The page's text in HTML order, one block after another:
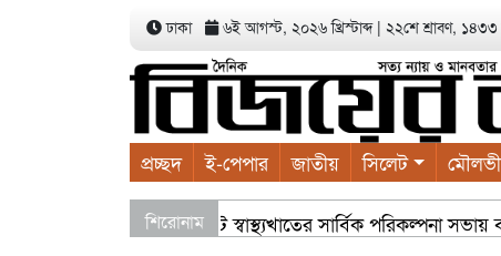
ঢাকা ৬ই আগস্ট, ২০২৬ খ্রিস্টাব্দ| ২২শে শ্রাবণ, ১৪৩৩
প্রচ্ছদ ই-পেপার জাতীয় সিলেট
শিরোনাম
সিলেটে স্বাস্থ্যখাতের সার্বিক পরিকল্পনা সভায়